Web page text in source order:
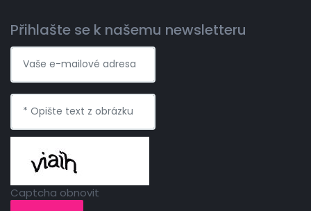
Přihlašte se k našemu newsletteru
Captcha obnovit